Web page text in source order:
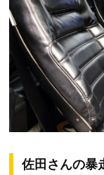
佐田さんの暴